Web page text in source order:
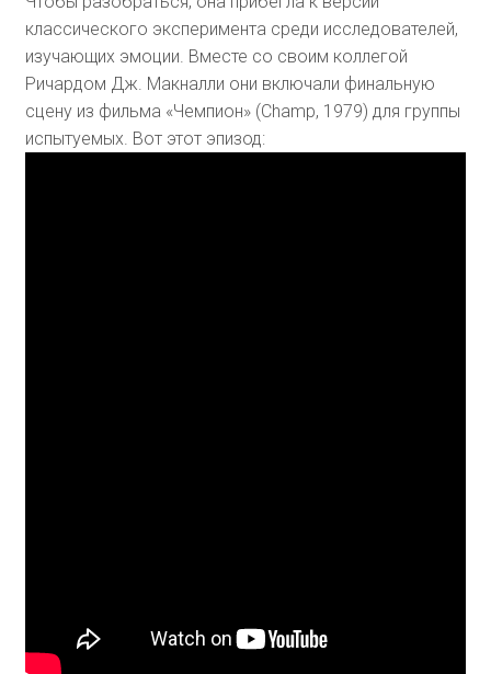
классического эксперимента среди исследователей,
изучающих эмоции. Вместе со своим коллегой
Ричардом Дж. Макналли они включали финальную
сцену из фильма «Чемпион» (Champ, 1979) для группы
испытуемых. Вот этот эпизод: